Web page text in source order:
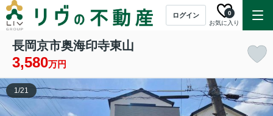
ログイン
お気に入り
0
長岡京市奥海印寺東山
3,580万円
1/21